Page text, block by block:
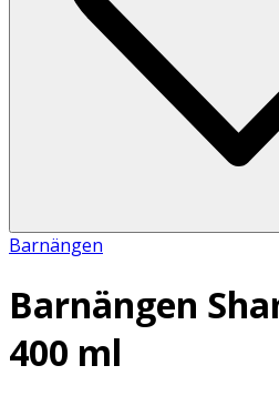
Barnängen
Barnängen
400 ml